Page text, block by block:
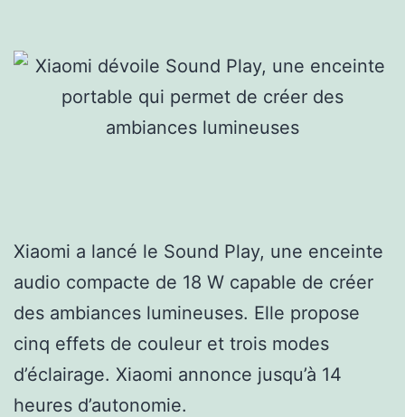
Xiaomi a lancé le Sound Play, une enceinte
audio compacte de 18 W capable de créer
des ambiances lumineuses. Elle propose
cinq effets de couleur et trois modes
d’éclairage. Xiaomi annonce jusqu’à 14
heures d’autonomie.